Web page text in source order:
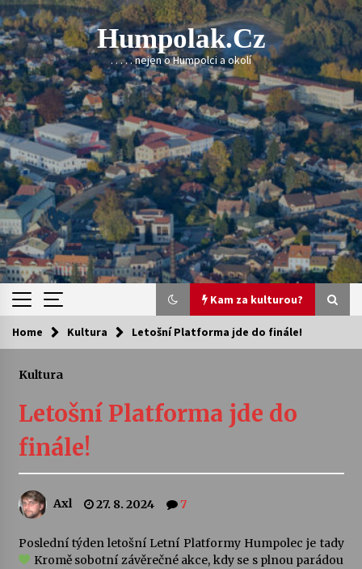
Skip
to
content
Humpolak.cz
. . . . . nejen o Humpolci a okolí
Kam za kulturou?
Kam za kulturou?
Sukuba Ensemble
4. 8. 2026
kapkou
Veselí muzikanti
30. 7. 2026
Home Kultura Letošní Platforma jde do finále!
Kultura
Letošní Platforma jde do
finále!
Axl 27. 8. 2024 7
Poslední týden letošní Letní Platformy Humpolec je tady
Kromě sobotní závěrečné akce, kdy se s plnou parádou